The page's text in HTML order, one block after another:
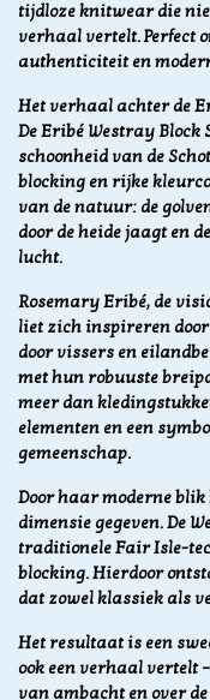
tijdloze knitwear die
verhaal vertelt. Perfect
authenticiteit en
Het verhaal achter de
De Eribé Westray Block
schoonheid van de
blocking en rijke
van de natuur: de
door de heide jaagt en
lucht.
Rosemary Eribé, de
liet zich inspireren
door vissers en
met hun robuuste
meer dan
elementen en een
gemeenschap.
Door haar moderne blik
dimensie gegeven. De
traditionele Fair Isle-
blocking. Hierdoor
dat zowel klassiek als
Het resultaat is een
ook een verhaal vertelt
van ambacht en over